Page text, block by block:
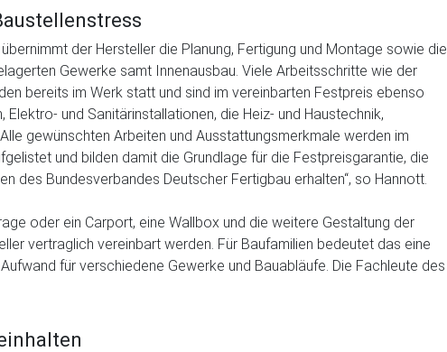
der Hersteller die Planung, Fertigung und Montage sowie die
Gewerke samt Innenausbau. Viele Arbeitsschritte wie der
bereits im Werk statt und sind im vereinbarten Festpreis ebenso
und Sanitärinstallationen, die Heiz- und Haustechnik,
gewünschten Arbeiten und Ausstattungsmerkmale werden im
und bilden damit die Grundlage für die Festpreisgarantie, die
des Bundesverbandes Deutscher Fertigbau erhalten“, so Hannott.
oder ein Carport, eine Wallbox und die weitere Gestaltung der
vertraglich vereinbart werden. Für Baufamilien bedeutet das eine
für verschiedene Gewerke und Bauabläufe. Die Fachleute des